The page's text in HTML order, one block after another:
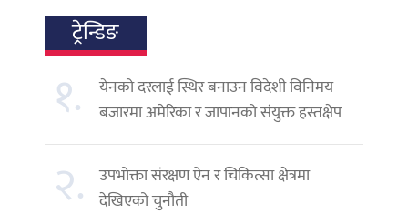
ट्रेन्डिङ
१.
येनको दरलाई स्थिर बनाउन विदेशी विनिमय
बजारमा अमेरिका र जापानको संयुक्त हस्तक्षेप
२. उपभोक्ता संरक्षण ऐन र चिकित्सा क्षेत्रमा
देखिएको चुनौती